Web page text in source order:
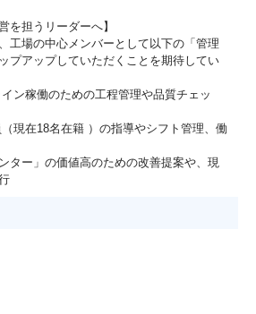
を担うリーダーへ】
工場の中心メンバーとして以下の「管理
プアップしていただくことを期待してい
ン稼働のための工程管理や品質チェッ
現在18名在籍 ）の指導やシフト管理、働
ター」の価値高のための改善提案や、現